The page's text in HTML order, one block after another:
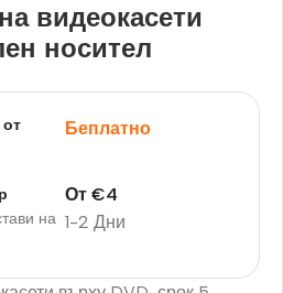
видеокасети
носител
Беплатно
на 1-2 Дни
От€4